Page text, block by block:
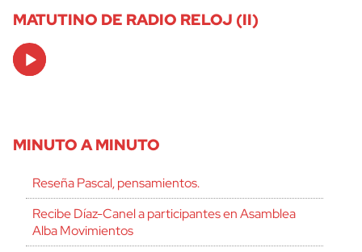
MATUTINO DE RADIO RELOJ (II)
Audio
Player
MINUTO A MINUTO
Reseña Pascal, pensamientos.
Recibe Díaz-Canel a participantes en Asamblea
Alba Movimientos